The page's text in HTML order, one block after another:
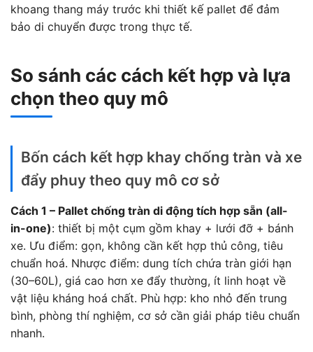
khoang thang máy trước khi thiết kế pallet để đảm
bảo di chuyển được trong thực tế.
So sánh các cách kết hợp và lựa
chọn theo quy mô
Bốn cách kết hợp khay chống tràn và xe
đẩy phuy theo quy mô cơ sở
Cách 1 – Pallet chống tràn di động tích hợp sẵn (all-
in-one): thiết bị một cụm gồm khay + lưới đỡ + bánh
xe. Ưu điểm: gọn, không cần kết hợp thủ công, tiêu
chuẩn hoá. Nhược điểm: dung tích chứa tràn giới hạn
(30–60L), giá cao hơn xe đẩy thường, ít linh hoạt về
vật liệu kháng hoá chất. Phù hợp: kho nhỏ đến trung
bình, phòng thí nghiệm, cơ sở cần giải pháp tiêu chuẩn
nhanh.